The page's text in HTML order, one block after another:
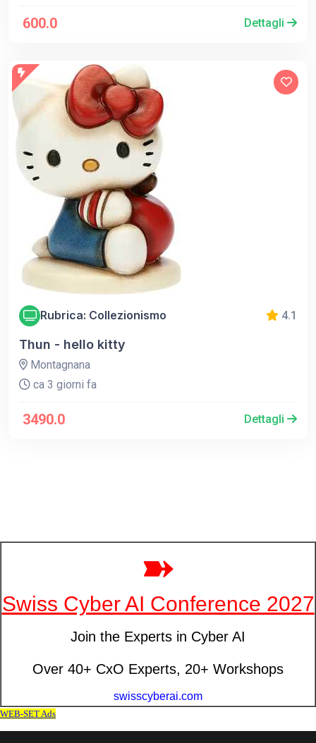
600.0 Dettagli
Rubrica: Collezionismo 4.1
Thun - hello kitty
Montagnana
ca 3 giorni fa
3490.0 Dettagli